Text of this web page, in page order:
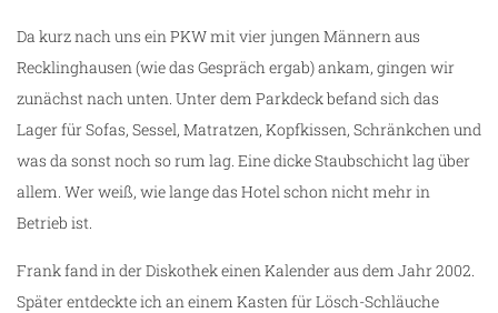
Da kurz nach uns ein PKW mit vier jungen Männern aus
Recklinghausen (wie das Gespräch ergab) ankam, gingen wir
zunächst nach unten. Unter dem Parkdeck befand sich das
Lager für Sofas, Sessel, Matratzen, Kopfkissen, Schränkchen und
was da sonst noch so rum lag. Eine dicke Staubschicht lag über
allem. Wer weiß, wie lange das Hotel schon nicht mehr in
Betrieb ist.
Frank fand in der Diskothek einen Kalender aus dem Jahr 2002.
Später entdeckte ich an einem Kasten für Lösch-Schläuche